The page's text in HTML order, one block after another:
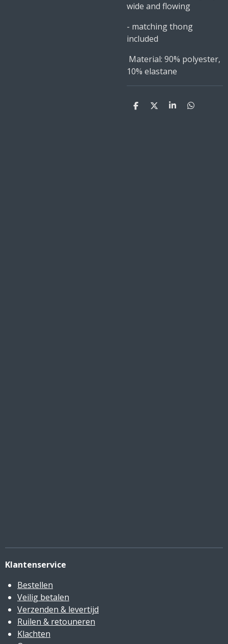
wide and flowing
- matching thong
included
Material: 90% polyester,
10% elastane
D
D
S
D
Klantenservice
Bestellen
Veilig betalen
Verzenden & levertijd
Ruilen & retouneren
Klachten